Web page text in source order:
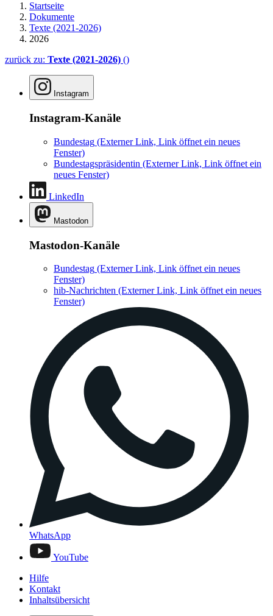
Startseite
Dokumente
Texte (2021-2026)
2026
zurück zu: Texte (2021-2026) ()
Instagram
Instagram-Kanäle
Bundestag (Externer Link, Link öffnet ein neues
Fenster)
Bundestagspräsidentin (Externer Link, Link öffnet ein
neues Fenster)
LinkedIn
Mastodon
Mastodon-Kanäle
Bundestag (Externer Link, Link öffnet ein neues
Fenster)
hib-Nachrichten (Externer Link, Link öffnet ein neues
Fenster)
WhatsApp
YouTube
Hilfe
Kontakt
Inhaltsübersicht